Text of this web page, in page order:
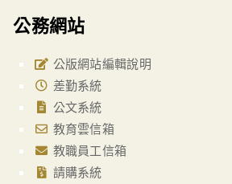
公務網站
公版網站編輯說明
差勤系統
公文系統
教育雲信箱
教職員工信箱
請購系統